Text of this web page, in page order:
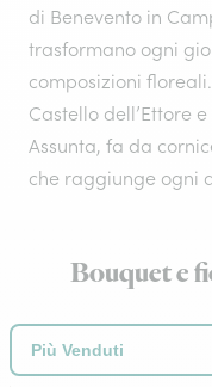
di Benevento in
trasformano ogni
composizioni
Castello dell’Ettore
Assunta, fa da
che raggiunge ogni
Bouquet e